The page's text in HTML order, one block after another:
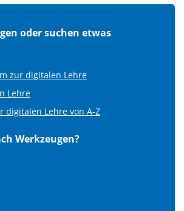
oder suchen etwas
zur digitalen Lehre
Lehre
digitalen Lehre von A-Z
Werkzeugen?